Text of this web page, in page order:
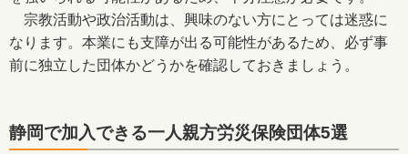
宗教活動や政治活動は、興味のない方にとっては迷惑に
なります。本業にも支障が出る可能性があるため、必ず事
前に独立した団体かどうかを確認しておきましょう。
静岡で加入できる一人親方労災保険団体5選